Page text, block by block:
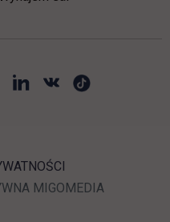
LINK OTWIERA SIĘ W
MIGOMEDIALINK